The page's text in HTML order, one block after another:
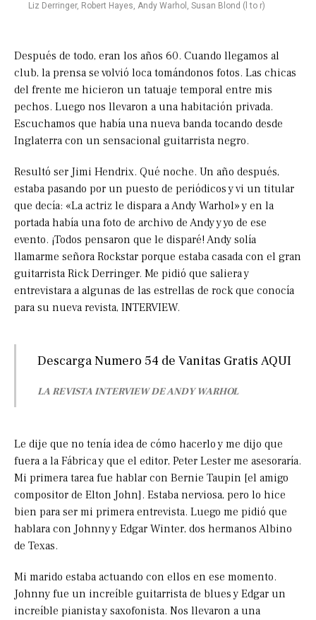
Liz Derringer, Robert Hayes, Andy Warhol, Susan Blond (l to r)
Después de todo, eran los años 60. Cuando llegamos al
club, la prensa se volvió loca tomándonos fotos. Las chicas
del frente me hicieron un tatuaje temporal entre mis
pechos. Luego nos llevaron a una habitación privada.
Escuchamos que había una nueva banda tocando desde
Inglaterra con un sensacional guitarrista negro.
Resultó ser Jimi Hendrix. Qué noche. Un año después,
estaba pasando por un puesto de periódicos y vi un titular
que decía: «La actriz le dispara a Andy Warhol» y en la
portada había una foto de archivo de Andy y yo de ese
evento. ¡Todos pensaron que le disparé! Andy solía
llamarme señora Rockstar porque estaba casada con el gran
guitarrista Rick Derringer. Me pidió que saliera y
entrevistara a algunas de las estrellas de rock que conocía
para su nueva revista, INTERVIEW.
Descarga Numero 54 de Vanitas Gratis AQUI
LA REVISTA INTERVIEW DE ANDY WARHOL
Le dije que no tenía idea de cómo hacerlo y me dijo que
fuera a la Fábrica y que el editor, Peter Lester me asesoraría.
Mi primera tarea fue hablar con Bernie Taupin [el amigo
compositor de Elton John]. Estaba nerviosa, pero lo hice
bien para ser mi primera entrevista. Luego me pidió que
hablara con Johnny y Edgar Winter, dos hermanos Albino
de Texas.
Mi marido estaba actuando con ellos en ese momento.
Johnny fue un increíble guitarrista de blues y Edgar un
increíble pianista y saxofonista. Nos llevaron a una